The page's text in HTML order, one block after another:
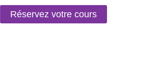
Réservez votre cours